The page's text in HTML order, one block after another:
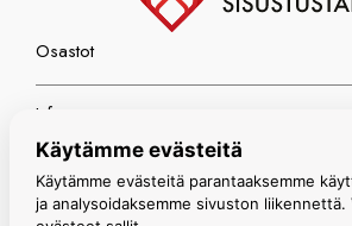
Osastot
Info
Espoon myymälä
Käytämme evästeitä
Käytämme evästeitä parantaaksemme
ja analysoidaksemme sivuston liikennettä.